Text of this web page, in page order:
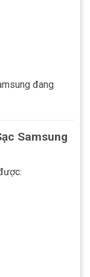
đang
Samsung